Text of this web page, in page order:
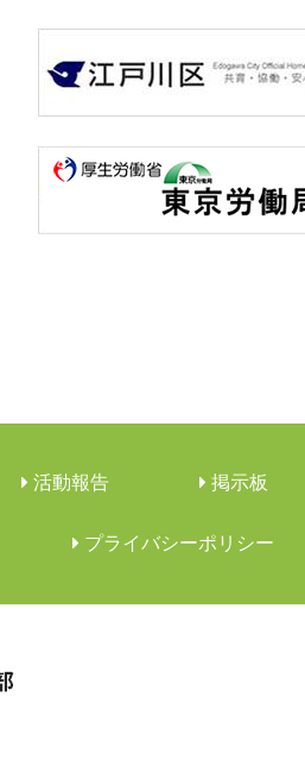
活動報告 ︎掲示板
︎プライバシーポリシー